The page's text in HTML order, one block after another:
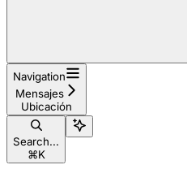
Navigation
Mensajes
Ubicación
Search...
⌘K